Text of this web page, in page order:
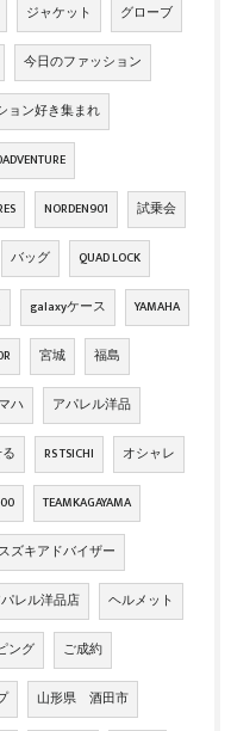
ジャケット グローブ
今日のファッション
ョン好き集まれ
NORDEN901 試乗会
バッグ QUAD LOCK
galaxyケース YAMAHA
宮城 福島
ハ アパレル洋品
RS TSICHI オシャレ
TEAMKAGAYAMA
スズキアドバイザー
レル洋品店 ヘルメット
ング ご成約
山形県 酒田市